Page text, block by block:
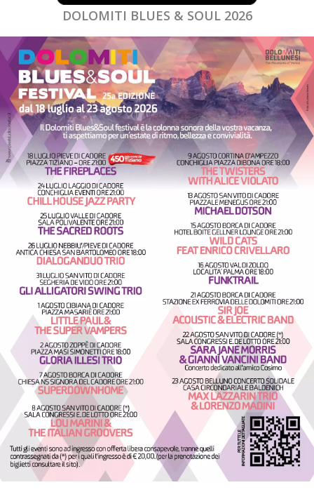
DOLOMITI BLUES & SOUL 2026